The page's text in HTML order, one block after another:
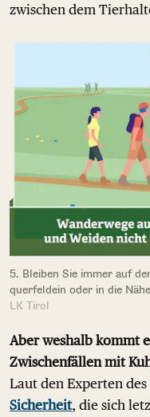
zwischen dem
5. Bleiben Sie immer auf
querfeldein oder in die
LK Tirol
Aber weshalb kommt
Zwischenfällen mit
Laut den Experten des
Sicherheit, die sich